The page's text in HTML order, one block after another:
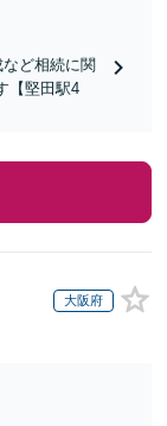
ど相続に関
【堅田駅4
大阪府